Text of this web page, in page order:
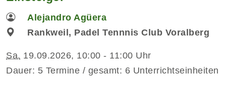
Alejandro Agüera
Rankweil, Padel Tennnis Club Voralberg
Sa. 19.09.2026, 10:00 - 11:00 Uhr
Dauer: 5 Termine / gesamt: 6 Unterrichtseinheiten